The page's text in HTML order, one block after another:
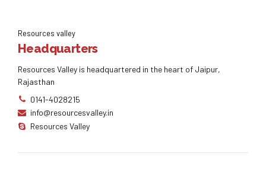
Resources valley
Headquarters
Resources Valley is headquartered in the heart of Jaipur,
Rajasthan
0141-4028215
info@resourcesvalley.in
Resources Valley